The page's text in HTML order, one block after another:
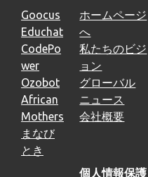
Goocus
Educhat
CodePo
wer
Ozobot
African
Mothers
まなび
とき
ホームページ
へ
私たちのビジ
ョン
グローバル
ニュース
会社概要
個人情報保護